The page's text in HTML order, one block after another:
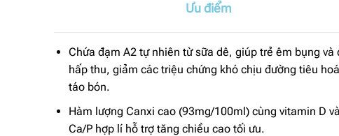
Ưu điểm
Chứa đạm A2 tự nhiên từ sữa dê, giúp trẻ êm bụng và
hấp thu, giảm các triệu chứng khó chịu đường tiêu
táo bón.
Hàm lượng Canxi cao (93mg/100ml) cùng vitamin D
Ca/P hợp lí hỗ trợ tăng chiều cao tối ưu.